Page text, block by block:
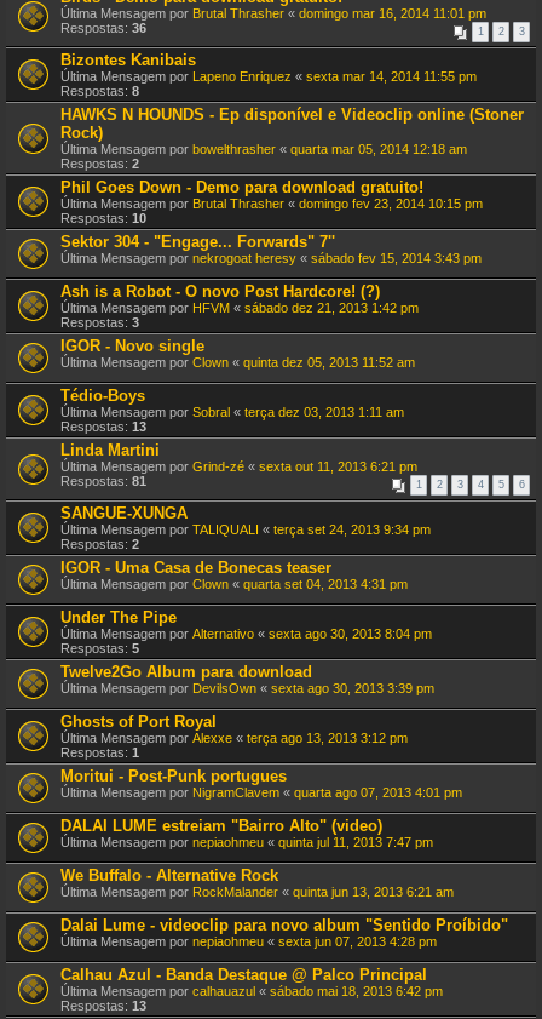
Última Mensagem por Brutal Thrasher « domingo mar 16, 2014 11:01 pm
Respostas: 36 1 2 3
Bizontes Kanibais
Última Mensagem por Lapeno Enriquez « sexta mar 14, 2014 11:55 pm
Respostas: 8
HAWKS N HOUNDS - Ep disponível e Videoclip online (Stoner
Rock)
Última Mensagem por bowelthrasher « quarta mar 05, 2014 12:18 am
Respostas: 2
Phil Goes Down - Demo para download gratuito!
Última Mensagem por Brutal Thrasher « domingo fev 23, 2014 10:15 pm
Respostas: 10
Sektor 304 - "Engage... Forwards" 7''
Última Mensagem por nekrogoat heresy « sábado fev 15, 2014 3:43 pm
Ash is a Robot - O novo Post Hardcore! (?)
Última Mensagem por HFVM « sábado dez 21, 2013 1:42 pm
Respostas: 3
IGOR - Novo single
Última Mensagem por Clown « quinta dez 05, 2013 11:52 am
Tédio-Boys
Última Mensagem por Sobral « terça dez 03, 2013 1:11 am
Respostas: 13
Linda Martini
Última Mensagem por Grind-zé « sexta out 11, 2013 6:21 pm
Respostas: 81 1 2 3 4 5 6
SANGUE-XUNGA
Última Mensagem por TALIQUALI « terça set 24, 2013 9:34 pm
Respostas: 2
IGOR - Uma Casa de Bonecas teaser
Última Mensagem por Clown « quarta set 04, 2013 4:31 pm
Under The Pipe
Última Mensagem por Alternativo « sexta ago 30, 2013 8:04 pm
Respostas: 5
Twelve2Go Album para download
Última Mensagem por DevilsOwn « sexta ago 30, 2013 3:39 pm
Ghosts of Port Royal
Última Mensagem por Alexxe « terça ago 13, 2013 3:12 pm
Respostas: 1
Moritui - Post-Punk portugues
Última Mensagem por NigramClavem « quarta ago 07, 2013 4:01 pm
DALAI LUME estreiam "Bairro Alto" (video)
Última Mensagem por nepiaohmeu « quinta jul 11, 2013 7:47 pm
We Buffalo - Alternative Rock
Última Mensagem por RockMalander « quinta jun 13, 2013 6:21 am
Dalai Lume - videoclip para novo album "Sentido Proíbido"
Última Mensagem por nepiaohmeu « sexta jun 07, 2013 4:28 pm
Calhau Azul - Banda Destaque @ Palco Principal
Última Mensagem por calhauazul « sábado mai 18, 2013 6:42 pm
Respostas: 13